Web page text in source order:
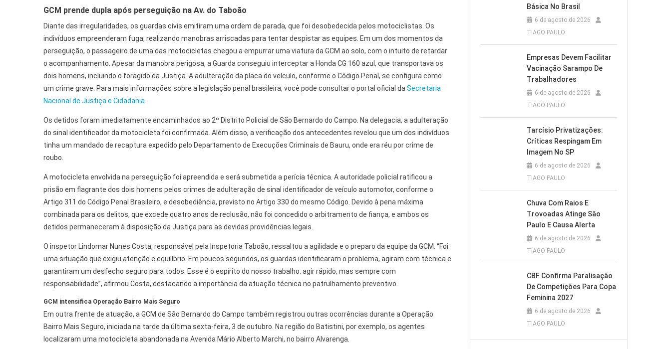
GCM prende dupla após perseguição na Av. do Taboão
Diante das irregularidades, os guardas civis emitiram uma ordem de parada, que foi desobedecida pelos motociclistas. Os
indivíduos empreenderam fuga, realizando manobras arriscadas para tentar despistar as equipes. Em um dos momentos da
perseguição, o passageiro de uma das motocicletas chegou a empurrar uma viatura da GCM ao solo, com o intuito de retardar
o acompanhamento. Apesar da manobra perigosa, a Guarda conseguiu interceptar a Honda CG 160 azul, que transportava os
dois homens, incluindo o foragido da Justiça. A adulteração da placa do veículo, conforme o Código Penal, se configura como
um crime grave. Para mais informações sobre a legislação penal brasileira, você pode consultar o portal oficial da Secretaria
Nacional de Justiça e Cidadania
Os detidos foram imediatamente encaminhados ao 2º Distrito Policial de São Bernardo do Campo. Na delegacia, a adulteração
do sinal identificador da motocicleta foi confirmada. Além disso, a verificação dos antecedentes revelou que um dos indivíduos
tinha um mandado de recaptura expedido pelo Departamento de Execuções Criminais de Bauru, onde era réu por crime de
roubo.
A motocicleta envolvida na perseguição foi apreendida e será submetida a perícia técnica. A autoridade policial ratificou a
prisão em flagrante dos dois homens pelos crimes de adulteração de sinal identificador de veículo automotor, conforme o
Artigo 311 do Código Penal Brasileiro, e desobediência, previsto no Artigo 330 do mesmo Código. Devido à pena máxima
combinada para os delitos, que excede quatro anos de reclusão, não foi concedido o arbitramento de fiança, e ambos os
detidos permaneceram à disposição da Justiça para as devidas providências legais.
O inspetor Lindomar Nunes Costa, responsável pela Inspetoria Taboão, ressaltou a agilidade e o preparo da equipe da GCM. “Foi
uma situação que exigiu atenção e equilíbrio. Em poucos segundos, os guardas identificaram o problema, agiram com técnica e
garantiram um desfecho seguro para todos. Esse é o espírito do nosso trabalho: agir rápido, mas sempre com
responsabilidade”, afirmou Costa, destacando a importância da atuação técnica no patrulhamento preventivo.
GCM intensifica Operação Bairro Mais Seguro
Em outra frente de atuação, a GCM de São Bernardo do Campo também registrou outras ocorrências durante a Operação
Bairro Mais Seguro, iniciada na tarde da última sexta-feira, 3 de outubro. Na região do Batistini, por exemplo, os agentes
localizaram uma motocicleta abandonada na Avenida Mário Alberto Marchi, no bairro Alvarenga.
Básica No Brasil
6 de agosto de 2026
TIAGO PAULO
Empresas Devem Facilitar
Vacinação Sarampo De
Trabalhadores
6 de agosto de 2026
TIAGO PAULO
Tarcísio Privatizações:
Críticas Respingam Em
Imagem No SP
6 de agosto de 2026
TIAGO PAULO
Chuva Com Raios E
Trovoadas Atinge São
Paulo E Causa Alerta
6 de agosto de 2026
TIAGO PAULO
CBF Confirma Paralisação
De Competições Para Copa
Feminina 2027
6 de agosto de 2026
TIAGO PAULO